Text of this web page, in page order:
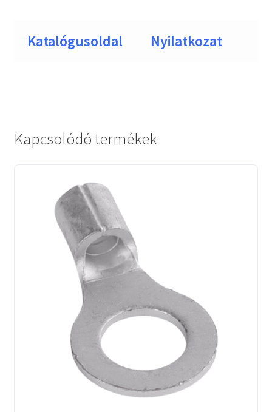
Katalógusoldal Nyilatkozat
Kapcsolódó termékek